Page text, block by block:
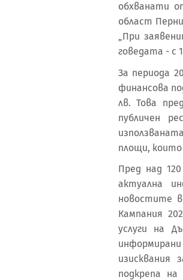
обхванати
област
„При
говедата - с
За периода
финансова
лв. Това
публичен
площи, които
Пред над
актуална
новостите
Кампания
услуги на
изисквания
подкрепа